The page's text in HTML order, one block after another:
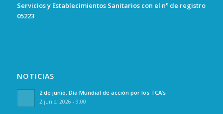
Servicios y Establecimientos Sanitarios con el nº de registro
05223
NOTICIAS
2 de junio: Día Mundial de acción por los TCA’s
2 junio, 2026 - 9:00